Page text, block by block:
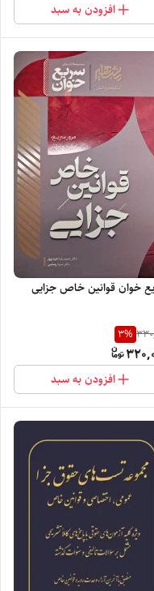
افزودن به سبد
خوان قوانین خاص جزایی
3%
افزودن به سبد